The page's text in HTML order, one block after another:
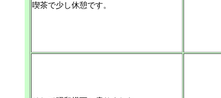
喫茶で少し休憩です。